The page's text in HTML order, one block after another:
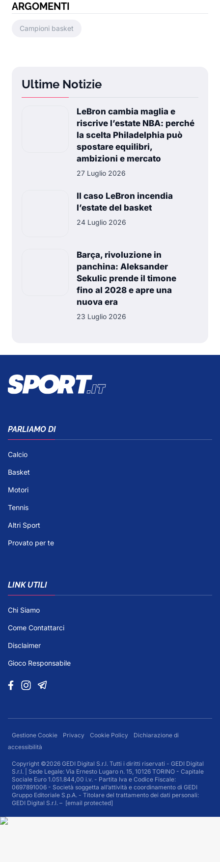
ARGOMENTI
Campioni basket
Ultime Notizie
LeBron cambia maglia e
riscrive l’estate NBA: perché
la scelta Philadelphia può
spostare equilibri,
ambizioni e mercato
27 Luglio 2026
Il caso LeBron incendia
l’estate del basket
24 Luglio 2026
Barça, rivoluzione in
panchina: Aleksander
Sekulic prende il timone
fino al 2028 e apre una
nuova era
23 Luglio 2026
PARLIAMO DI
Calcio
Basket
Motori
Tennis
Altri Sport
Provato per te
LINK UTILI
Chi Siamo
Come Contattarci
Disclaimer
Gioco Responsabile
Gestione Cookie Privacy Cookie Policy
Dichiarazione di
accessibilità
Copyright ©2026 GEDI Digital S.r.l. Tutti i diritti riservati - GEDI Digital
S.r.l. | Sede Legale: Via Ernesto Lugaro n. 15, 10126 TORINO - Capitale
Sociale Euro 1.051.844,00 i.v. - Partita Iva e Codice Fiscale:
0697891006 - Società soggetta all’attività e coordinamento di GEDI
Gruppo Editoriale S.p.A. - Titolare del trattamento dei dati personali:
GEDI Digital S.r.l. – [email protected]